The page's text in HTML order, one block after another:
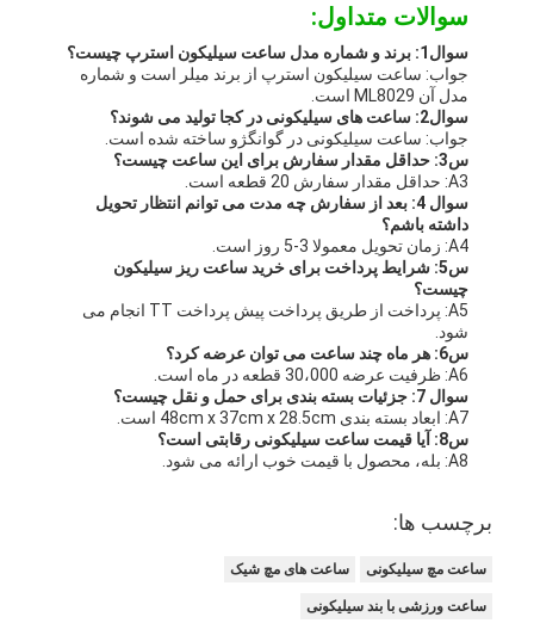
سوالات متداول:
سوال1: برند و شماره مدل ساعت سیلیکون استرپ چیست؟
جواب: ساعت سیلیکون استرپ از برند میلر است و شماره
مدل آن ML8029 است.
سوال2: ساعت های سیلیکونی در کجا تولید می شوند؟
جواب: ساعت سیلیکونی در گوانگژو ساخته شده است.
س3: حداقل مقدار سفارش برای این ساعت چیست؟
A3: حداقل مقدار سفارش 20 قطعه است.
سوال 4: بعد از سفارش چه مدت می توانم انتظار تحویل
داشته باشم؟
A4: زمان تحویل معمولا 3-5 روز است.
س5: شرایط پرداخت برای خرید ساعت ریز سیلیکون
چیست؟
A5: پرداخت از طریق پرداخت پیش پرداخت TT انجام می
شود.
س6: هر ماه چند ساعت می توان عرضه کرد؟
A6: ظرفیت عرضه 30،000 قطعه در ماه است.
سوال 7: جزئیات بسته بندی برای حمل و نقل چیست؟
A7: ابعاد بسته بندی 48cm x 37cm x 28.5cm است.
س8: آیا قیمت ساعت سیلیکونی رقابتی است؟
A8: بله، محصول با قیمت خوب ارائه می شود.
برچسب ها:
ساعت مچ سیلیکونی ساعت های مچ شیک
ساعت ورزشی با بند سیلیکونی